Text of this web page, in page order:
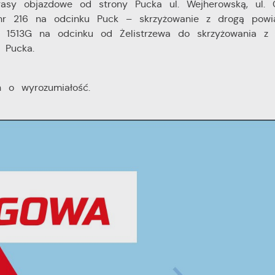
objazdowe od strony Pucka ul. Wejherowską, ul.
216 na odcinku Puck – skrzyżowanie z drogą
na odcinku od Żelistrzewa do skrzyżowania z
wyrozumiałość.